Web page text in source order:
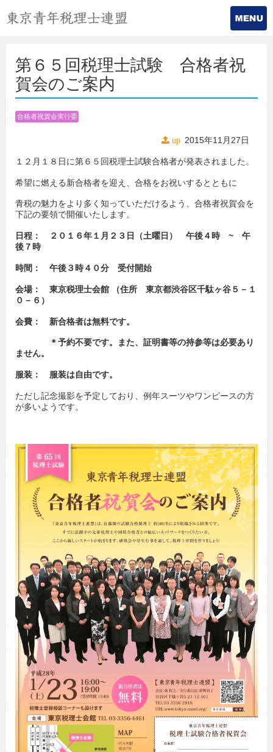
第６５回税理士試験 合格者祝
賀会のご案内
合格者祝賀会実行委
up 2015年11月27日
１２月１８日に第６５回税理士試験合格者が発表されました。
希望に燃える新合格者を迎え、合格をお祝いするとともに
青税の魅力をより多く知っていただけるよう、合格者祝賀会を
下記の要領で開催いたします。
日程： ２０１６年１月２３日（土曜日） 午後４時 ~ 午
後７時
時間： 午後３時４０分 受付開始
会場： 東京税理士会館 （住所 東京都渋谷区千駄ヶ谷５－１
０－６）
会費： 新合格者は無料です。
＊予約不要です。また、 証明書等の持参等は必要あり
ません。
服装： 服装は自由です。
ただし記念撮影を予定しており、例年スーツやワンピースの方
が多いようです。